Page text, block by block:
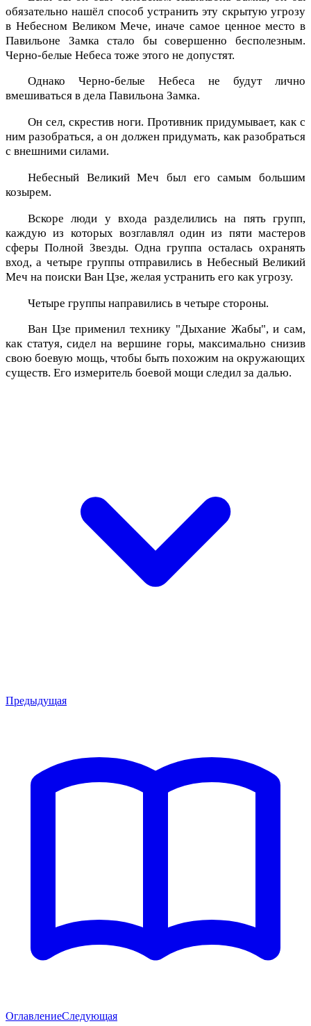
обязательно нашёл способ устранить эту скрытую угрозу
в Небесном Великом Мече, иначе самое ценное место в
Павильоне Замка стало бы совершенно бесполезным.
Черно-белые Небеса тоже этого не допустят.
Однако Черно-белые Небеса не будут лично
вмешиваться в дела Павильона Замка.
Он сел, скрестив ноги. Противник придумывает, как с
ним разобраться, а он должен придумать, как разобраться
с внешними силами.
Небесный Великий Меч был его самым большим
козырем.
Вскоре люди у входа разделились на пять групп,
каждую из которых возглавлял один из пяти мастеров
сферы Полной Звезды. Одна группа осталась охранять
вход, а четыре группы отправились в Небесный Великий
Меч на поиски Ван Цзе, желая устранить его как угрозу.
Четыре группы направились в четыре стороны.
Ван Цзе применил технику "Дыхание Жабы", и сам,
как статуя, сидел на вершине горы, максимально снизив
свою боевую мощь, чтобы быть похожим на окружающих
существ. Его измеритель боевой мощи следил за далью.
Предыдущая
ОглавлениеСледующая